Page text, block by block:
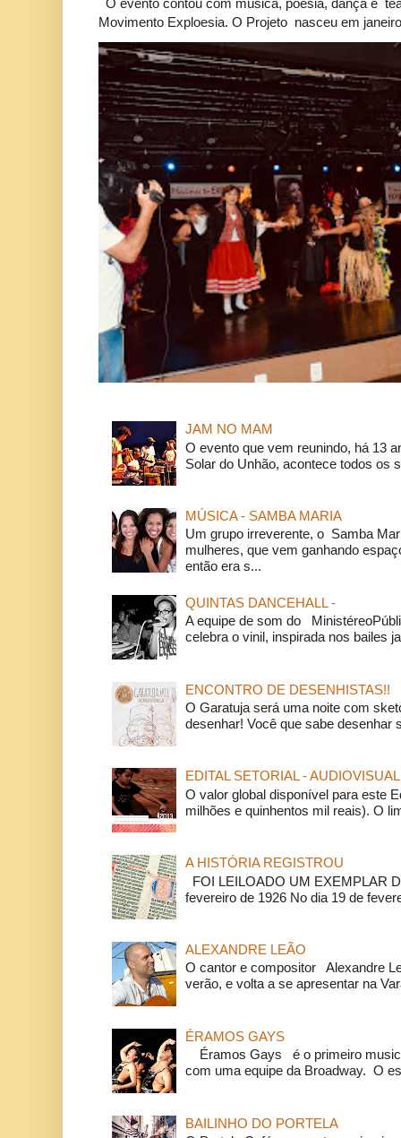
O evento contou com música, poesia, dança e
Movimento Exploesia. O Projeto nasceu em
JAM NO MAM
O evento que vem reunindo, há 13
Solar do Unhão, acontece todos os
MÚSICA - SAMBA MARIA
Um grupo irreverente, o Samba
mulheres, que vem ganhando
então era s...
QUINTAS DANCEHALL -
A equipe de som do
celebra o vinil, inspirada nos bailes
ENCONTRO DE DESENHISTAS!!
O Garatuja será uma noite com
desenhar! Você que sabe desenhar
EDITAL SETORIAL - AUDIOVISUAL
O valor global disponível para este
milhões e quinhentos mil reais). O
A HISTÓRIA REGISTROU
FOI LEILOADO UM EXEMPLAR
fevereiro de 1926 No dia 19 de
ALEXANDRE LEÃO
O cantor e compositor Alexandre
verão, e volta a se apresentar na
ÉRAMOS GAYS
Éramos Gays é o primeiro
com uma equipe da Broadway. O
BAILINHO DO PORTELA